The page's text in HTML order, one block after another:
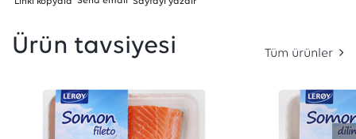
Linki kopyala Sayfayı yazdır
Ürün tavsiyesi Tüm ürünler